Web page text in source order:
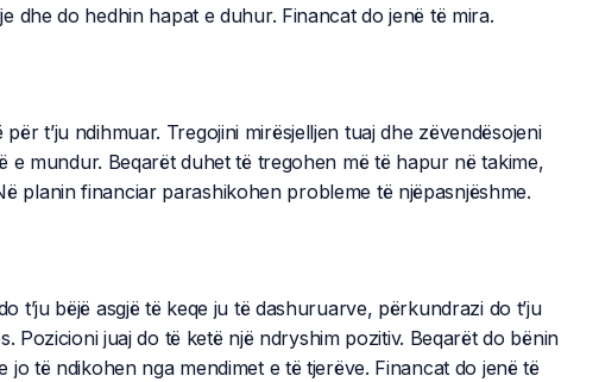
dhe do hedhin hapat e duhur. Financat do jenë të mira.
t’ju ndihmuar. Tregojini mirësjelljen tuaj dhe zëvendësojeni
e mundur. Beqarët duhet të tregohen më të hapur në takime,
planin financiar parashikohen probleme të njëpasnjëshme.
t’ju bëjë asgjë të keqe ju të dashuruarve, përkundrazi do t’ju
Pozicioni juaj do të ketë një ndryshim pozitiv. Beqarët do bënin
jo të ndikohen nga mendimet e të tjerëve. Financat do jenë të